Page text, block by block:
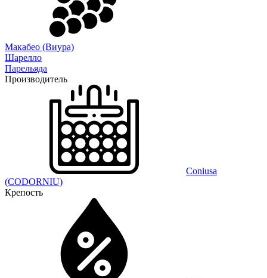
Макабео (Виура)
Шарелло
Парельяда
Производитель
Coniusa
(CODORNIU)
Крепость